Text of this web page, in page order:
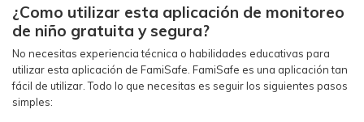
¿Como utilizar esta aplicación de monitoreo
de niño gratuita y segura?
No necesitas experiencia técnica o habilidades educativas para
utilizar esta aplicación de FamiSafe. FamiSafe es una aplicación tan
fácil de utilizar. Todo lo que necesitas es seguir los siguientes pasos
simples: